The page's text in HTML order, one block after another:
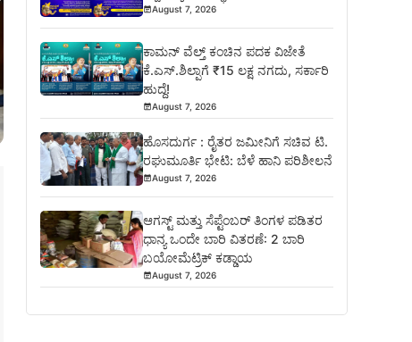
August 7, 2026
ಕಾಮನ್ ವೆಲ್ತ್ ಕಂಚಿನ ಪದಕ ವಿಜೇತೆ
ಕೆ.ಎಸ್.ಶಿಲ್ಪಾಗೆ ₹15 ಲಕ್ಷ ನಗದು, ಸರ್ಕಾರಿ
ಹುದ್ದೆ!
August 7, 2026
ಹೊಸದುರ್ಗ : ರೈತರ ಜಮೀನಿಗೆ ಸಚಿವ ಟಿ.
ರಘುಮೂರ್ತಿ ಭೇಟಿ: ಬೆಳೆ ಹಾನಿ ಪರಿಶೀಲನೆ
August 7, 2026
ಆಗಸ್ಟ್ ಮತ್ತು ಸೆಪ್ಟೆಂಬರ್ ತಿಂಗಳ ಪಡಿತರ
ಧಾನ್ಯ ಒಂದೇ ಬಾರಿ ವಿತರಣೆ: 2 ಬಾರಿ
ಬಯೋಮೆಟ್ರಿಕ್ ಕಡ್ಡಾಯ
August 7, 2026